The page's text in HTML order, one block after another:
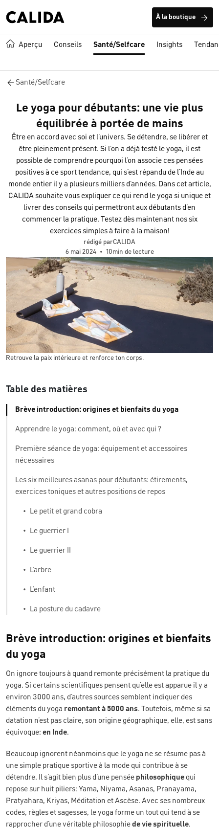
À la boutique
Aperçu Conseils Santé/Selfcare Insights
Santé/Selfcare
Le yoga pour débutants: une vie plus
équilibrée à portée de mains
Être en accord avec soi et l’univers. Se détendre, se libérer et
être pleinement présent. Si l’on a déjà testé le yoga, il est
possible de comprendre pourquoi l’on associe ces pensées
positives à ce sport tendance, qui s’est répandu de l’Inde au
monde entier il y a plusieurs milliers d’années. Dans cet article,
CALIDA souhaite vous expliquer ce qui rend le yoga si unique et
livrer des conseils qui permettront aux débutants d’en
commencer la pratique. Testez dès maintenant nos six
exercices simples à faire à la maison!
rédigé parCALIDA
6 mai 2024
• 10min de lecture
Retrouve la paix intérieure et renforce ton corps.
Table des matières
Brève introduction: origines et bienfaits du yoga
Apprendre le yoga: comment, où et avec qui ?
Première séance de yoga: équipement et accessoires
nécessaires
Les six meilleures asanas pour débutants: étirements,
exercices toniques et autres positions de repos
• Le petit et grand cobra
• Le guerrier I
• Le guerrier II
• L’arbre
• L’enfant
• La posture du cadavre
Brève introduction: origines et bienfaits
du yoga
On ignore toujours à quand remonte précisément la pratique du
yoga. Si certains scientifiques pensent qu’elle est apparue il y a
environ 3000 ans, d’autres sources semblent indiquer des
éléments du yoga remontant à 5000 ans. Toutefois, même si sa
datation n’est pas claire, son origine géographique, elle, est sans
équivoque: en Inde.
Beaucoup ignorent néanmoins que le yoga ne se résume pas à
une simple pratique sportive à la mode qui contribue à se
détendre. Il s’agit bien plus d’une pensée philosophique qui
repose sur huit piliers: Yama, Niyama, Asanas, Pranayama,
Pratyahara, Kriyas, Méditation et Ascèse. Avec ses nombreux
codes, règles et sagesses, le yoga forme un tout qui tend à se
rapprocher d’une véritable philosophiede vie spirituelle.